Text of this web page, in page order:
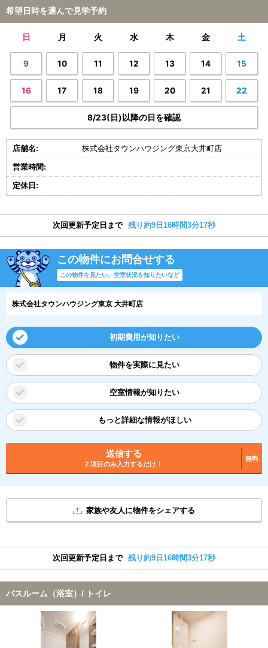
希望日時を選んで見学予約
日 月 火 水 木 金 土
9 10 11 12 13 14 15
16 17 18 19 20 21 22
8/23(日)以降の日を確認
店舗名: 株式会社タウンハウジング東京大井町店
営業時間:
定休日:
次回更新予定日まで 残り約9日16時間3分16秒
この物件にお問合せする
この物件を見たい、空室状況を知りたいなど
株式会社タウンハウジング東京 大井町店
初期費用が知りたい
物件を実際に見たい
空室情報が知りたい
もっと詳細な情報がほしい
送信する
2 項目のみ入力するだけ！
無料
家族や友人に物件をシェアする
次回更新予定日まで 残り約9日16時間3分16秒
バスルーム（浴室）/ トイレ